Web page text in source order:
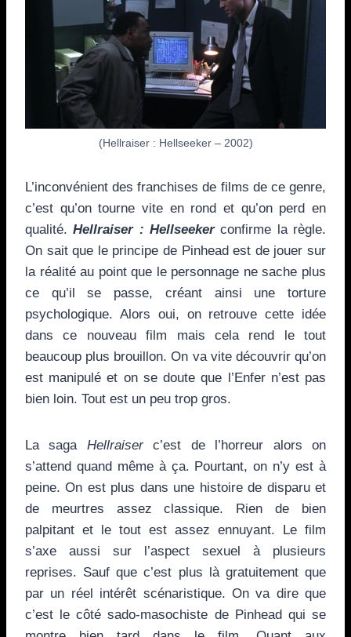
(Hellraiser : Hellseeker – 2002)
L’inconvénient des franchises de films de ce genre,
c’est qu’on tourne vite en rond et qu’on perd en
qualité.Hellraiser : Hellseekerconfirme la règle.
On sait que le principe de Pinhead est de jouer sur
la réalité au point que le personnage ne sache plus
ce qu’il se passe, créant ainsi une torture
psychologique. Alors oui, on retrouve cette idée
dans ce nouveau film mais cela rend le tout
beaucoup plus brouillon. On va vite découvrir qu’on
est manipulé et on se doute que l’Enfer n’est pas
bien loin. Tout est un peu trop gros.
La saga Hellraiserc’est de l’horreur alors on
s’attend quand même à ça. Pourtant, on n’y est à
peine. On est plus dans une histoire de disparu et
de meurtres assez classique. Rien de bien
palpitant et le tout est assez ennuyant. Le film
s’axe aussi sur l’aspect sexuel à plusieurs
reprises. Sauf que c’est plus là gratuitement que
par un réel intérêt scénaristique. On va dire que
c’est le côté sado-masochiste de Pinhead qui se